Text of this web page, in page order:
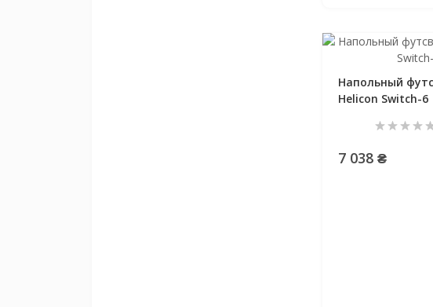
Напольный
Helicon Switch-6
7 038 ₴